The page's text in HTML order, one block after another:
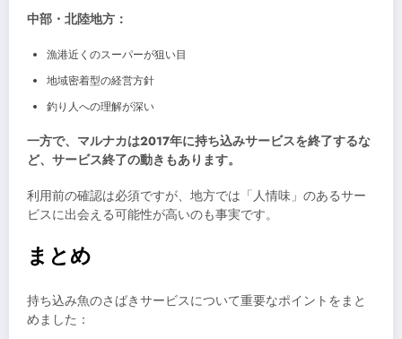
中部・北陸地方：
漁港近くのスーパーが狙い目
地域密着型の経営方針
釣り人への理解が深い
一方で、マルナカは2017年に持ち込みサービスを終了するな
ど、サービス終了の動きもあります。
利用前の確認は必須ですが、地方では「人情味」のあるサー
ビスに出会える可能性が高いのも事実です。
まとめ
持ち込み魚のさばきサービスについて重要なポイントをまと
めました：